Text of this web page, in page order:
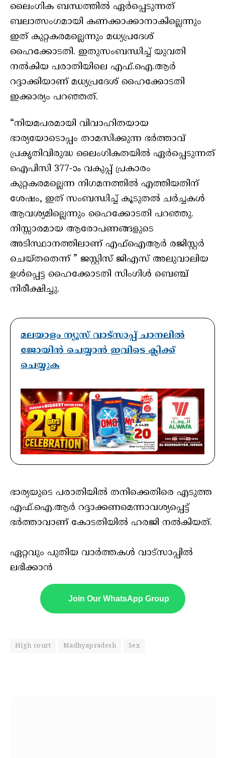
ലൈംഗിക ബന്ധത്തിൽ ഏർപ്പെടുന്നത്
ബലാത്സംഗമായി കണക്കാക്കാനാകില്ലെന്നും
ഇത് കുറ്റകരമല്ലെന്നും മധ്യപ്രദേശ്
ഹൈക്കോടതി. ഇതുസംബന്ധിച്ച് യുവതി
നൽകിയ പരാതിയിലെ എഫ്.ഐ.ആർ
റദ്ദാക്കിയാണ് മധ്യപ്രദേശ് ഹൈക്കോടതി
ഇക്കാര്യം പറഞ്ഞത്.
“നിയമപരമായി വിവാഹിതയായ
ഭാര്യയോടൊപ്പം താമസിക്കുന്ന ഭർത്താവ്
പ്രകൃതിവിരുദ്ധ ലൈംഗികതയിൽ ഏർപ്പെടുന്നത്
ഐപിസി 377-ാം വകുപ്പ് പ്രകാരം
കുറ്റകരമല്ലെന്ന നിഗമനത്തിൽ എത്തിയതിന്
ശേഷം, ഇത് സംബന്ധിച്ച് കൂടുതൽ ചർച്ചകൾ
ആവശ്യമില്ലെന്നും ഹൈക്കോടതി പറഞ്ഞു.
നിസ്സാരമായ ആരോപണങ്ങളുടെ
അടിസ്ഥാനത്തിലാണ് എഫ്ഐആർ രജിസ്റ്റർ
ചെയ്തതെന്ന് ” ജസ്റ്റിസ് ജിഎസ് അലുവാലിയ
ഉൾപ്പെട്ട ഹൈക്കോടതി സിംഗിൾ ബെഞ്ച്
നിരീക്ഷിച്ചു.
മലയാളം ന്യൂസ് വാട്സാപ്പ് ചാനലിൽ
ജോയിൻ ചെയ്യാൻ ഇവിടെ ക്ലിക്ക്
ചെയ്യുക
ഭാര്യയുടെ പരാതിയിൽ തനിക്കെതിരെ എടുത്ത
എഫ്.ഐ.ആർ റദ്ദാക്കണമെന്നാവശ്യപ്പെട്ട്
ഭർത്താവാണ് കോടതിയിൽ ഹരജി നൽകിയത്.
ഏറ്റവും പുതിയ വാർത്തകൾ വാട്സാപ്പിൽ
ലഭിക്കാൻ
Join Our WhatsApp Group
High court Madhyapradesh Sex